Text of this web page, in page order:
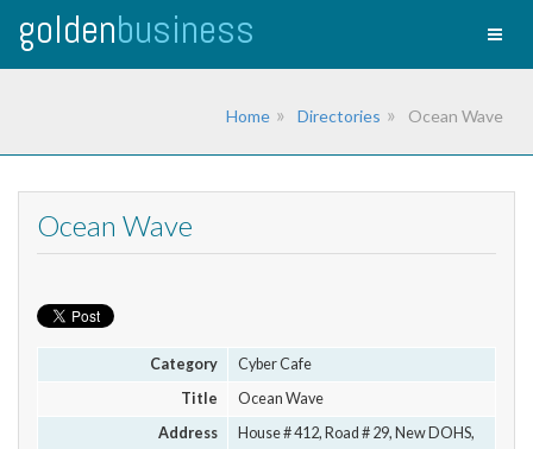
goldenbusiness
Home Directories Ocean Wave
Ocean Wave
Category
Cyber Cafe
Title
Ocean Wave
Address
House # 412, Road # 29, New DOHS,